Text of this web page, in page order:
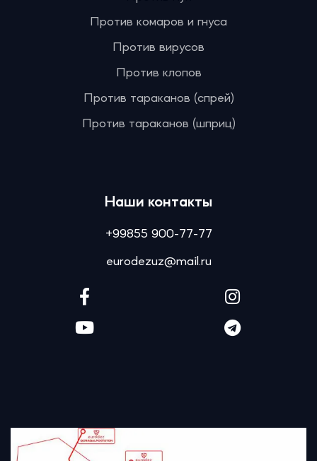
Против комаров и гнуса
Против вирусов
Против клопов
Против тараканов (спрей)
Против тараканов (шприц)
Наши контакты
+99855 900-77-77
eurodezuz@mail.ru